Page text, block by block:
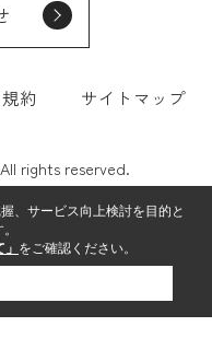
約 サイトマップ
rights reserved.
、サービス向上検討を目的と
をご確認ください。